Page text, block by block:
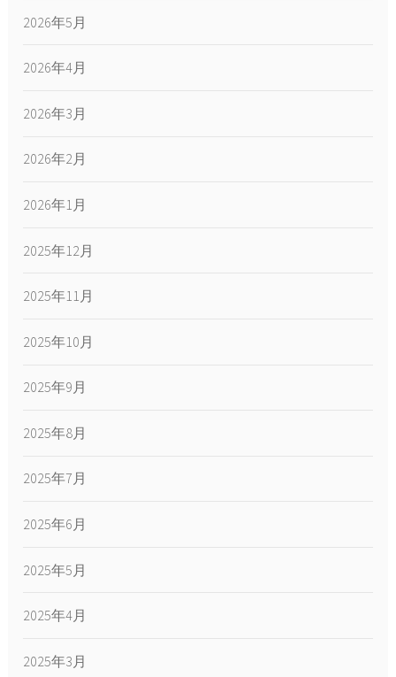
2026年5月
2026年4月
2026年3月
2026年2月
2026年1月
2025年12月
2025年11月
2025年10月
2025年9月
2025年8月
2025年7月
2025年6月
2025年5月
2025年4月
2025年3月